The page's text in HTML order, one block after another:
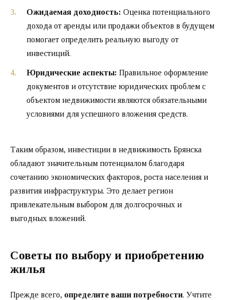
Ожидаемая доходность: Оценка потенциального
дохода от аренды или продажи объектов в будущем
помогает определить реальную выгоду от
инвестиций.
Юридические аспекты: Правильное оформление
документов и отсутствие юридических проблем с
объектом недвижимости являются обязательными
условиями для успешного вложения средств.
Таким образом, инвестиции в недвижимость Брянска
обладают значительным потенциалом благодаря
сочетанию экономических факторов, роста населения и
развития инфраструктуры. Это делает регион
привлекательным выбором для долгосрочных и
выгодных вложений.
Советы по выбору и приобретению
жилья
Прежде всего, определите ваши потребности. Учтите